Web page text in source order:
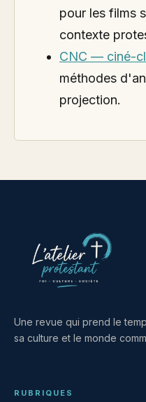
pour les films
contexte
CNC — ciné-
méthodes
projection.
Une revue qui prend le
sa culture et le monde
RUBRIQUES